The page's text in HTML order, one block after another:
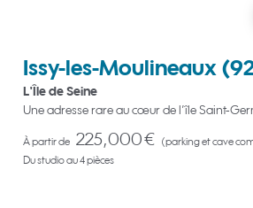
Issy-les-Moulineaux
L'Île de Seine
Une adresse rare au cœur de l’île Saint-
À partir de 225,000 € (parking et cave
Du studio au 4 pièces